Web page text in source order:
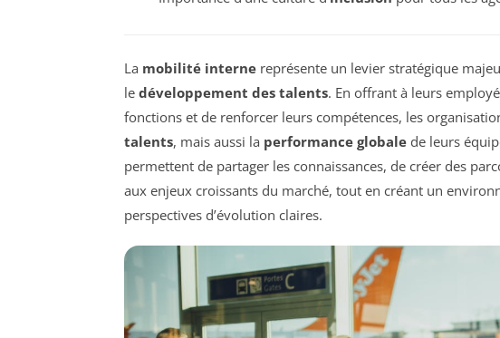
La mobilité interne représente un levier stratégique
le développement des talents. En offrant à leurs
fonctions et de renforcer leurs compétences, les
talents, mais aussi la performance globale de leurs
permettent de partager les connaissances, de créer des
aux enjeux croissants du marché, tout en créant un
perspectives d’évolution claires.